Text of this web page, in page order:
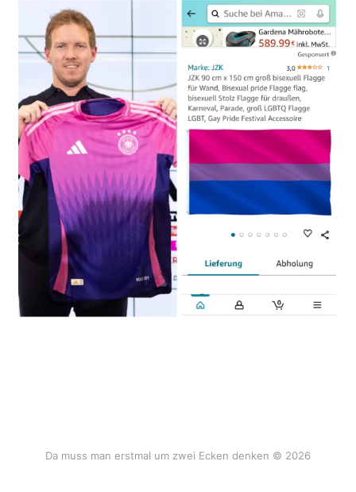
Da muss man erstmal um zwei Ecken denken © 2026